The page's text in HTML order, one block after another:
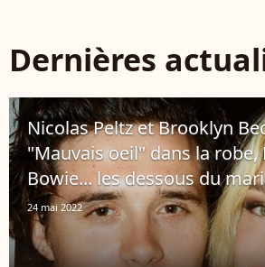
Dernières
Nicolas Peltz et Brooklyn
"Mauvais oeil" dans la robe,
Bowie... les dessous du
24 mai 2022